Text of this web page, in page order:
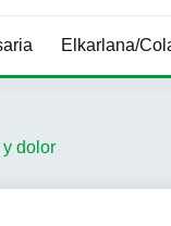
Elkarlana/
y dolor